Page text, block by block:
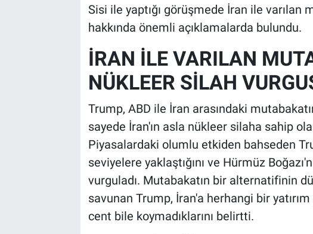
Sisi ile yaptığı görüşmede İran ile
hakkında önemli açıklamalarda bulundu.
İRAN İLE VARILAN
NÜKLEER SİLAH
Trump, ABD ile İran arasındaki
sayede İran'ın asla nükleer silaha sahip
Piyasalardaki olumlu etkiden bahseden
seviyelere yaklaştığını ve Hürmüz
vurguladı. Mutabakatın bir alternatifinin
savunan Trump, İran'a herhangi bir
cent bile koymadıklarını belirtti.